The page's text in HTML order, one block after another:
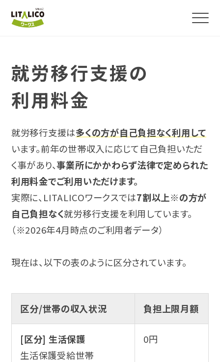
よくわかる！就労移行支援
サービス紹介
障害のある方の就職事例
事業所を探す
お役立ちコラム・イベント
お役立ち仕事コラム
相談会・イベントに参加する
0120-951-712
無料
就労移行支援の
利用料金
就労移行支援は多くの方が自己負担なく利用して
います。前年の世帯収入に応じて自己負担いただ
く事があり、事業所にかかわらず法律で定められた
利用料金でご利用いただけます。
実際に、LITALICOワークスでは7割以上※の方が
自己負担なく就労移行支援を利用しています。
（※2026年4月時点のご利用者データ）
現在は、以下の表のように区分されています。
区分/世帯の収入状況 負担上限月額
[区分] 生活保護
生活保護受給世帯
0円